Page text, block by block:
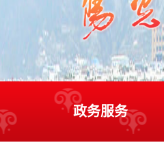
政务服务